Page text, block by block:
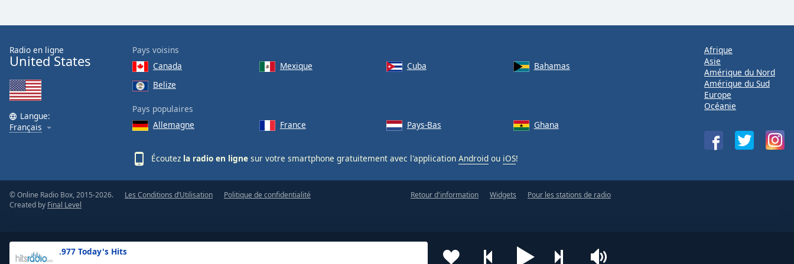
window.
Text
Color
Opacity
Text
Opacity
Area
Background
.977 Today's Hits
Radio en ligne
United States
Langue:
Français
Pays voisins
Canada
Mexique Cuba
Bahamas
Belize
Pays populaires
Allemagne
France Pays-Bas Ghana
Écoutez la radio en ligne sur votre smartphone gratuitement avec l'application Android ou iOS!
Afrique
Asie
Amérique du Nord
Amérique du Sud
Europe
Océanie
© Online Radio Box, 2015-2026.
Created by Final Level
Les Conditions d’Utilisation Politique de confidentialité Retour d'information Widgets Pour les stations de radio